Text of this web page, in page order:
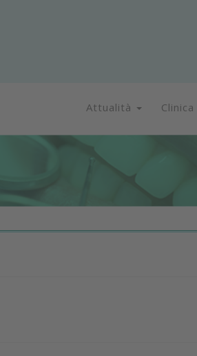
Attualità Clinica